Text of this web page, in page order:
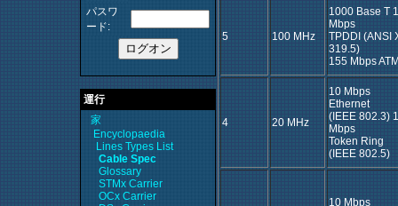
パスワ
ード:
運行
家
Encyclopaedia
Lines Types List
Cable Spec
Glossary
STMx Carrier
OCx Carrier
5 100 MHz
1000 Base T
Mbps
TPDDI (ANSI
319.5)
155 Mbps
4 20 MHz
10 Mbps
Ethernet
(IEEE 802.3)
Mbps
Token Ring
(IEEE 802.5)
10 Mbps